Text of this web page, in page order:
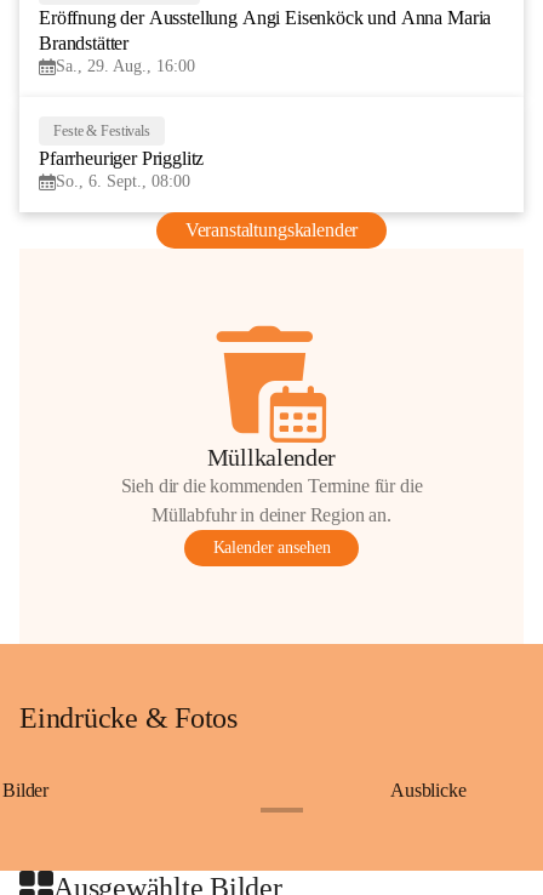
AUG
Eröffnung der Ausstellung Angi Eisenköck und Anna Maria
Brandstätter
Sa., 29. Aug., 16:00
Feste & Festivals
Pfarrheuriger Prigglitz
So., 6. Sept., 08:00
Veranstaltungskalender
Müllkalender
Sieh dir die kommenden Termine für die
Müllabfuhr in deiner Region an.
Kalender ansehen
Eindrücke & Fotos
Bilder Ausblicke
Ausgewählte Bilder